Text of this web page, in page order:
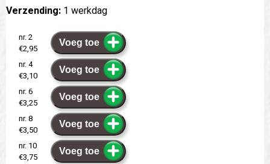
Verzending: 1 werkdag
nr. 2
€2,95
Voeg toe
nr. 4
€3,10
Voeg toe
nr. 6
€3,25
Voeg toe
nr. 8
€3,50
Voeg toe
nr. 10
€3,75
Voeg toe